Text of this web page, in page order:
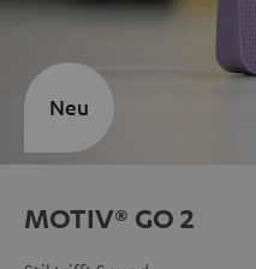
MOTIV® GO 2
Neu